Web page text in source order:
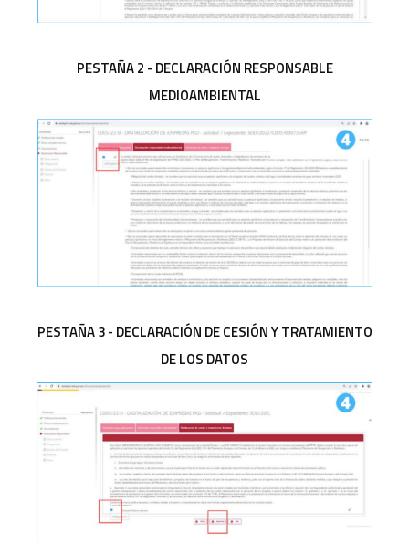
PESTAÑA 2 - DECLARACIÓN RESPONSABLE
MEDIOAMBIENTAL
PESTAÑA 3 - DECLARACIÓN DE CESIÓN Y TRATAMIENTO
DE LOS DATOS